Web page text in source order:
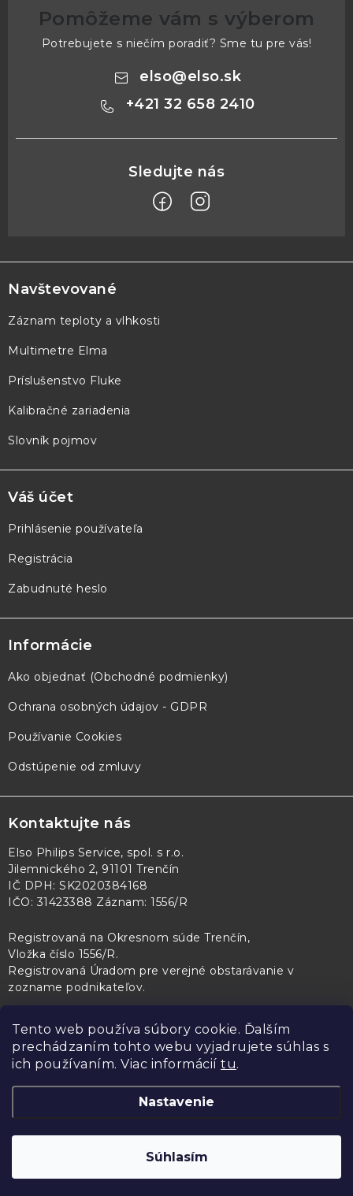
Tento web používa súbory cookie. Ďalším
prechádzaním tohto webu vyjadrujete súhlas s
ich používaním. Viac informácií tu.
Nastavenie
Súhlasím
Pomôžeme vám s výberom
Potrebujete s niečím poradiť? Sme tu pre vás!
elso@elso.sk
+421 32 658 2410
á
p
ä
e
Navštevované
Záznam teploty a vlhkosti
Multimetre Elma
Príslušenstvo Fluke
Kalibračné zariadenia
Slovník pojmov
Váš účet
Prihlásenie používateľa
Registrácia
Zabudnuté heslo
Informácie
Ako objednať (Obchodné podmienky)
Ochrana osobných údajov - GDPR
Používanie Cookies
Odstúpenie od zmluvy
Kontaktujte nás
Elso Philips Service, spol. s r.o.
Jilemnického 2, 91101 Trenčín
IČ DPH: SK2020384168
IČO: 31423388 Záznam: 1556/R
Registrovaná na Okresnom súde Trenčín,
Vložka číslo 1556/R.
Registrovaná Úradom pre verejné obstarávanie v
zozname podnikateľov.
PL Servis Kontroltech Technický skúšobný ústav Piešťany
Copyright 2026
Upraviť
nastavenie cookies